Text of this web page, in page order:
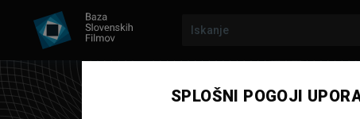
SPLOŠNI POGOJI